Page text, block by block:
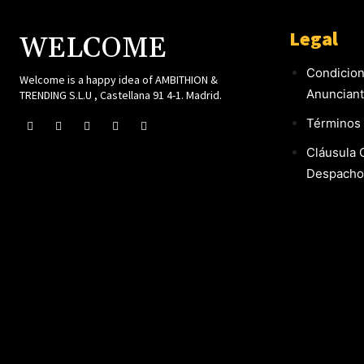
WELCOME
Welcome is a happy idea of AMBITHION &
TRENDING S.L.U , Castellana 91 4-1. Madrid.
Legal
Términos
Cláusula